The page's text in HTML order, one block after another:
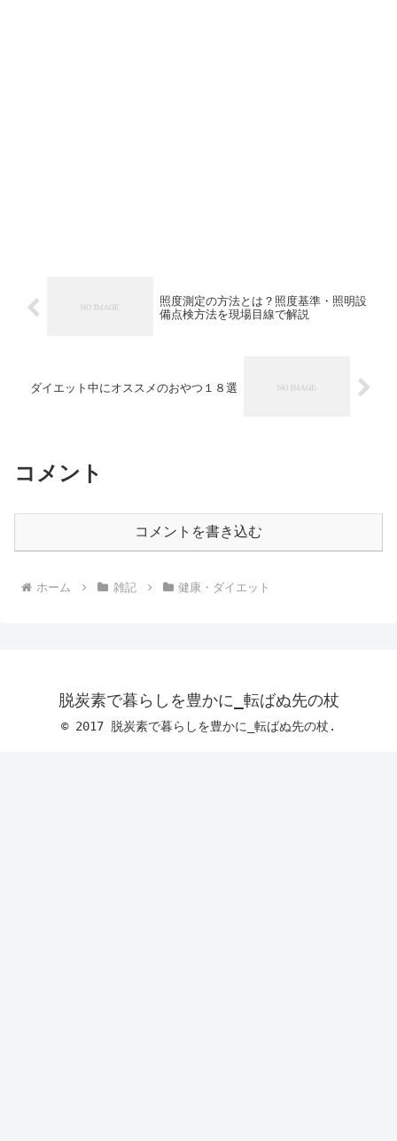
照度測定の方法とは？照度基準・照明設
備点検方法を現場目線で解説
ダイエット中にオススメのおやつ１８選
コメント
コメントを書き込む
ホーム 雑記 健康・ダイエット
脱炭素で暮らしを豊かに_転ばぬ先の杖
© 2017 脱炭素で暮らしを豊かに_転ばぬ先の杖.